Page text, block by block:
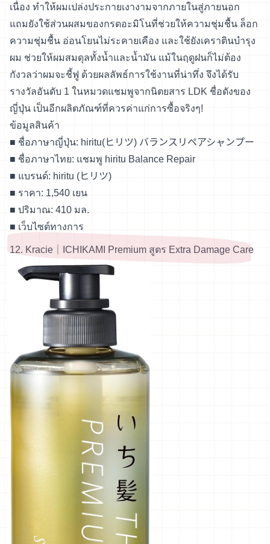
เนื่อง ทำให้ผมเปล่งประกายเงางามจากภายในสู่ภายนอก
แถมยังใช้ส่วนผสมของกรดอะมิโนที่ช่วยให้ความชุ่มชื้น ล็อก
ความชุ่มชื้น อ่อนโยนไม่ระคายเคือง และใช้ยังเคราตินบำรุง
ผม ช่วยให้ผมสมดุลทั้งน้ำและน้ำมัน แม้ในฤดูฝนก็ไม่ต้อง
กังวลว่าผมจะชี้ฟู ด้วยผลลัพธ์การใช้งานที่น่าทึ่ง จึงได้รับ
รางวัลอันดับ 1 ในหมวดแชมพูจากนิตยสาร LDK ชื่อดังของ
ญี่ปุ่น เป็นอีกผลิตภัณฑ์ที่ควรค่าแก่การซื้อจริงๆ!
ข้อมูลสินค้า
■ ชื่อภาษาญี่ปุ่น: hiritu(ヒリツ) バランスリペアシャンプー
■ ชื่อภาษาไทย: แชมพู hiritu Balance Repair
■ แบรนด์: hiritu (ヒリツ)
■ ราคา: 1,540 เยน
■ ปริมาณ: 410 มล.
■ เว็บไซต์ทางการ
12. Kracie｜ICHIKAMI Premium สูตร Extra Damage Care